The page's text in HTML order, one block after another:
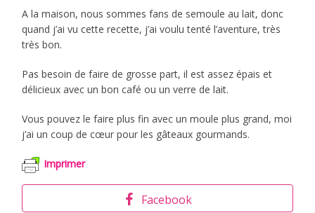
A la maison, nous sommes fans de semoule au lait, donc
quand j’ai vu cette recette, j’ai voulu tenté l’aventure, très
très bon.
Pas besoin de faire de grosse part, il est assez épais et
délicieux avec un bon café ou un verre de lait.
Vous pouvez le faire plus fin avec un moule plus grand, moi
j’ai un coup de cœur pour les gâteaux gourmands.
Imprimer
Facebook